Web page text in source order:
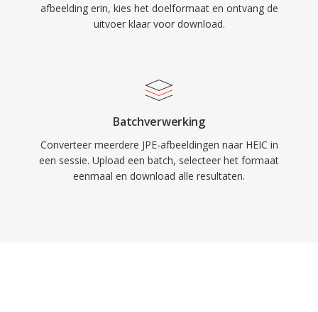
afbeelding erin, kies het doelformaat en ontvang de
uitvoer klaar voor download.
Batchverwerking
Converteer meerdere JPE-afbeeldingen naar HEIC in
een sessie. Upload een batch, selecteer het formaat
eenmaal en download alle resultaten.